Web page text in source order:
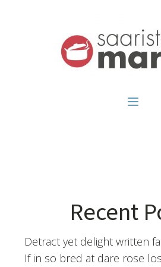
Recent
Detract yet delight written
If in so bred at dare rose